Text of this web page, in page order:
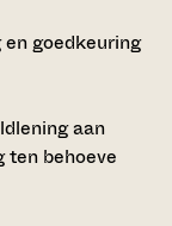
goedkeuring
aan
behoeve